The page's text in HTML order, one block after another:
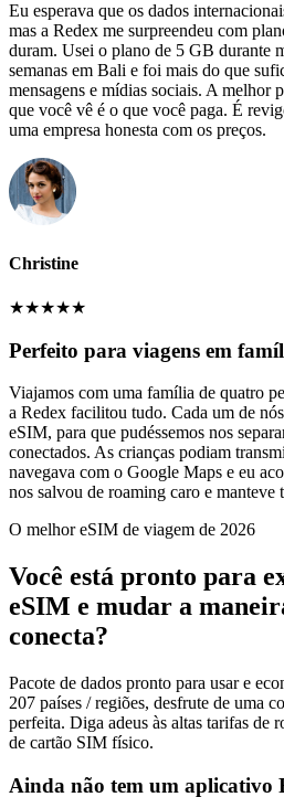
Eu esperava que os dados
mas a Redex me surpreendeu com
duram. Usei o plano de 5 GB durante
semanas em Bali e foi mais do que
mensagens e mídias sociais. A melhor
que você vê é o que você paga. É
uma empresa honesta com os preços.
Christine
★★★★★
Perfeito para viagens em
Viajamos com uma família de quatro
a Redex facilitou tudo. Cada um de
eSIM, para que pudéssemos nos
conectados. As crianças podiam
navegava com o Google Maps e eu
nos salvou de roaming caro e manteve
O melhor eSIM de viagem de 2026
Você está pronto para
eSIM e mudar a
conecta?
Pacote de dados pronto para usar e
207 países / regiões, desfrute de uma
perfeita. Diga adeus às altas tarifas de
de cartão SIM físico.
Ainda não tem um aplicativo